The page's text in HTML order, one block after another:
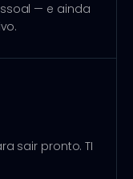
— e ainda
sair pronto. TI